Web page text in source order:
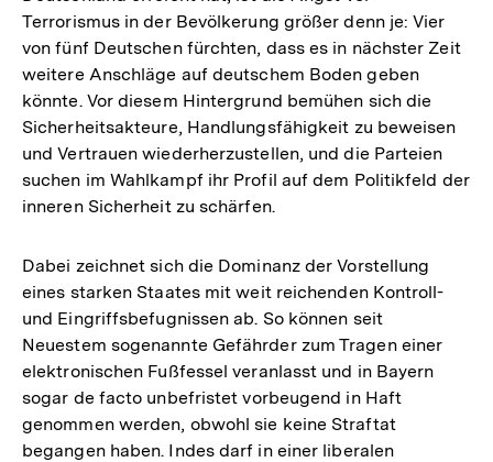
Terrorismus in der Bevölkerung größer denn je: Vier
von fünf Deutschen fürchten, dass es in nächster Zeit
weitere Anschläge auf deutschem Boden geben
könnte. Vor diesem Hintergrund bemühen sich die
Sicherheitsakteure, Handlungsfähigkeit zu beweisen
und Vertrauen wiederherzustellen, und die Parteien
suchen im Wahlkampf ihr Profil auf dem Politikfeld der
inneren Sicherheit zu schärfen.
Dabei zeichnet sich die Dominanz der Vorstellung
eines starken Staates mit weit reichenden Kontroll-
und Eingriffsbefugnissen ab. So können seit
Neuestem sogenannte Gefährder zum Tragen einer
elektronischen Fußfessel veranlasst und in Bayern
sogar de facto unbefristet vorbeugend in Haft
genommen werden, obwohl sie keine Straftat
begangen haben. Indes darf in einer liberalen